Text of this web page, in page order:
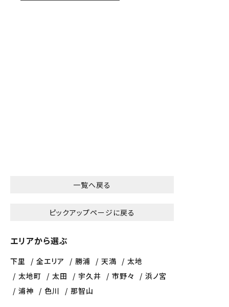
一覧へ戻る
ピックアップページに戻る
エリアから選ぶ
下里 全エリア 勝浦 天満
太地
太地町
太田 宇久井 市野々
浜ノ宮
浦神
色川 那智山